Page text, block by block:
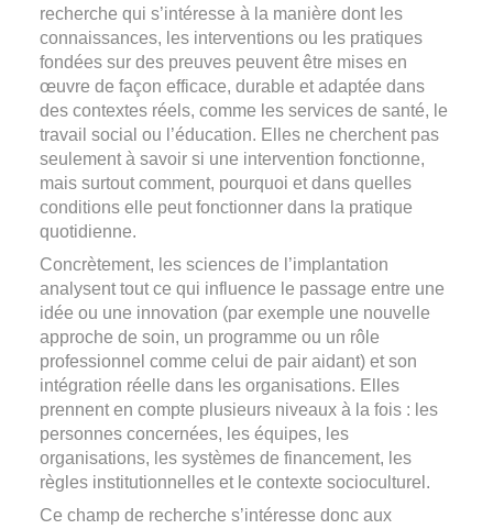
recherche qui s’intéresse à la manière dont les
connaissances, les interventions ou les pratiques
fondées sur des preuves peuvent être mises en
œuvre de façon efficace, durable et adaptée dans
des contextes réels, comme les services de santé, le
travail social ou l’éducation. Elles ne cherchent pas
seulement à savoir si une intervention fonctionne,
mais surtout comment, pourquoi et dans quelles
conditions elle peut fonctionner dans la pratique
quotidienne.
Concrètement, les sciences de l’implantation
analysent tout ce qui influence le passage entre une
idée ou une innovation (par exemple une nouvelle
approche de soin, un programme ou un rôle
professionnel comme celui de pair aidant) et son
intégration réelle dans les organisations. Elles
prennent en compte plusieurs niveaux à la fois : les
personnes concernées, les équipes, les
organisations, les systèmes de financement, les
règles institutionnelles et le contexte socioculturel.
Ce champ de recherche s’intéresse donc aux